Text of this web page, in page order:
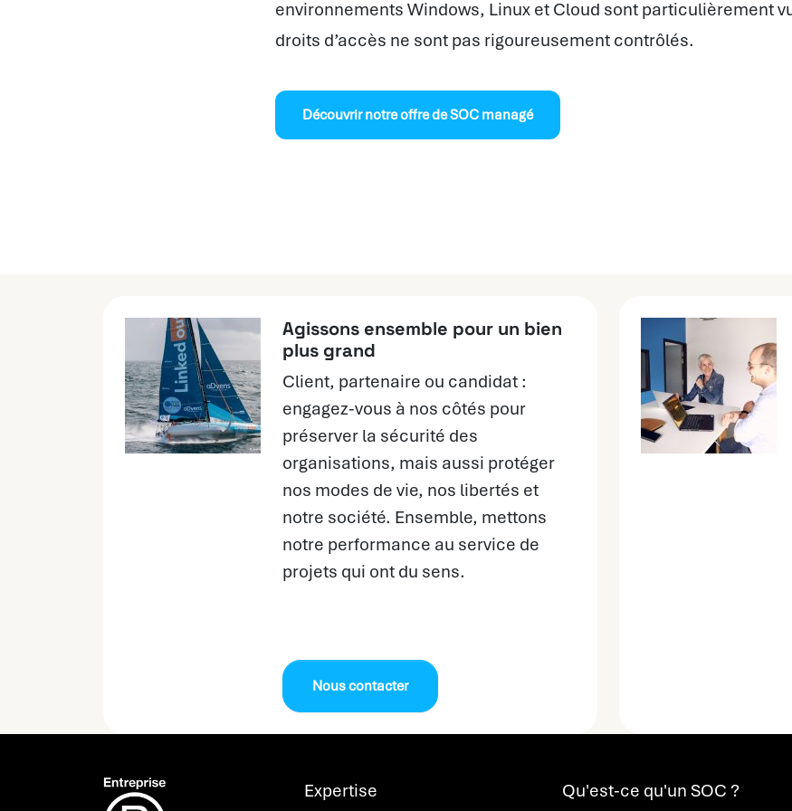
Avec votre accord, Advens utilise des cookies ou technologies
d'intérêts légitimes, pour optimiser les campagnes publicitaires
environnements Windows, Linux et Cloud sont particulièrement
droits d’accès ne sont pas rigoureusement contrôlés.
Découvrir notre offre de SOC managé
Agissons ensemble pour un bien
plus grand
Client, partenaire ou candidat :
engagez-vous à nos côtés pour
préserver la sécurité des
organisations, mais aussi protéger
nos modes de vie, nos libertés et
notre société. Ensemble, mettons
notre performance au service de
projets qui ont du sens.
Nous contacter
Expertise
Qu'est-ce qu'un SOC ?